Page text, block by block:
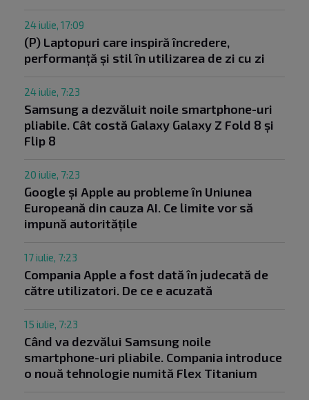
24 iulie, 17:09
(P) Laptopuri care inspiră încredere,
performanță și stil în utilizarea de zi cu zi
24 iulie, 7:23
Samsung a dezvăluit noile smartphone-uri
pliabile. Cât costă Galaxy Galaxy Z Fold 8 și
Flip 8
20 iulie, 7:23
Google și Apple au probleme în Uniunea
Europeană din cauza AI. Ce limite vor să
impună autoritățile
17 iulie, 7:23
Compania Apple a fost dată în judecată de
către utilizatori. De ce e acuzată
15 iulie, 7:23
Când va dezvălui Samsung noile
smartphone-uri pliabile. Compania introduce
o nouă tehnologie numită Flex Titanium